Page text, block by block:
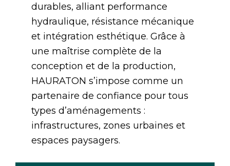
durables, alliant performance
hydraulique, résistance mécanique
et intégration esthétique. Grâce à
une maîtrise complète de la
conception et de la production,
HAURATON s’impose comme un
partenaire de confiance pour tous
types d’aménagements :
infrastructures, zones urbaines et
espaces paysagers.